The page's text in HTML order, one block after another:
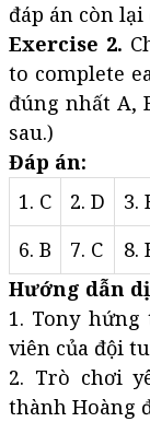
đáp án còn lại
Exercise 2.
to complete
đúng nhất A,
sau.)
Đáp án:
1. C
2. D 3.
6. B
7. C 8.
Hướng dẫn
1. Tony
viên của đội
2. Trò chơi
thành Hoàng